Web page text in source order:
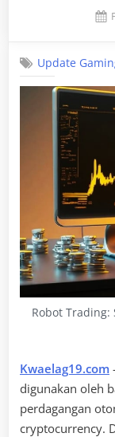
Update
Robot
Kwaelag19.com
digunakan oleh
perdagangan
cryptocurrency.